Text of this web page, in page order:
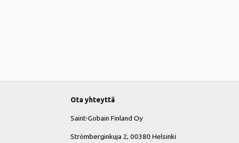
Ota yhteyttä
Saint-Gobain Finland Oy
Strömberginkuja 2, 00380 Helsinki